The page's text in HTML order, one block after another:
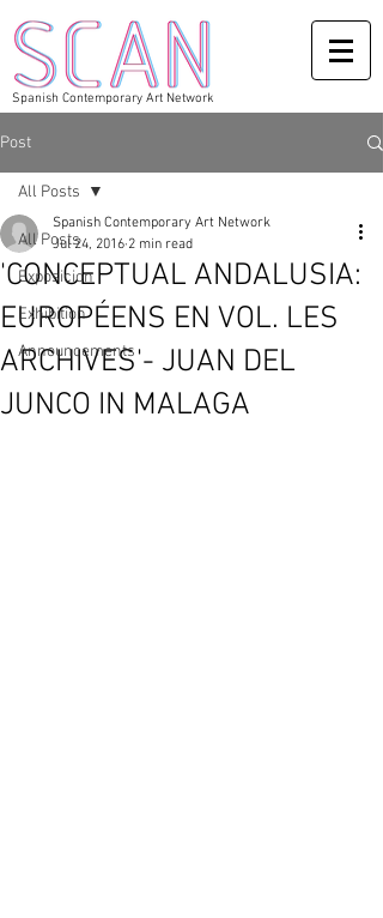
Spanish Contemporary Art Network
Post
All Posts
Exposicion
Exhibition
Announcements
All Posts
'CONCEPTUAL ANDALUSIA:
EUROPÉENS EN VOL. LES
ARCHIVES'- JUAN DEL
JUNCO IN MALAGA
Spanish Contemporary Art Network
Jul 24, 2016 2 min read